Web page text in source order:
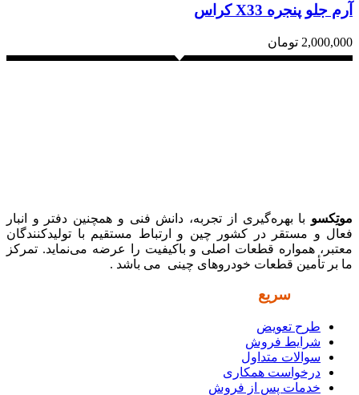
آرم جلو پنجره X33 کراس
2,000,000 تومان
موتِکسو با بهره‌گیری از تجربه، دانش فنی و همچنین دفتر و انبار
فعال و مستقر در کشور چین و ارتباط مستقیم با تولیدکنندگان
معتبر، همواره قطعات اصلی و باکیفیت را عرضه می‌نماید. تمرکز
ما بر تأمین قطعات خودروهای چینی می باشد .
سریع
طرح تعویض
شرایط فروش
سوالات متداول
درخواست همکاری
خدمات پس از فروش